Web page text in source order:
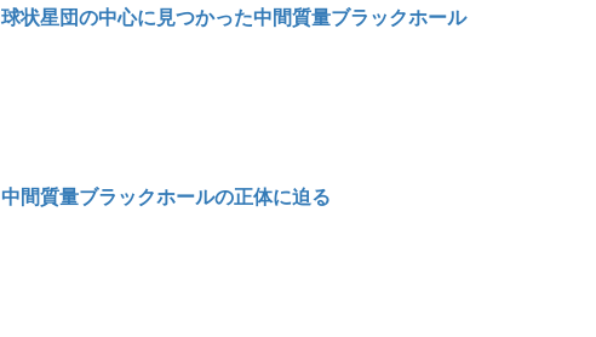
球状星団の中心に見つかった中間質量ブラックホール
中間質量ブラックホールの正体に迫る